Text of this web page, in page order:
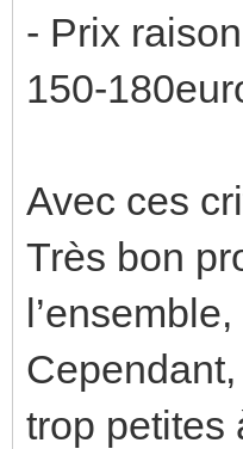
- Prix
150-
Avec ces
Très bon
trop petites